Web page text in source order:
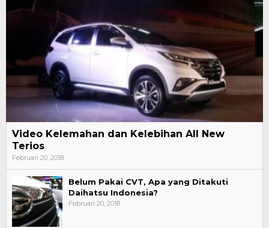
Video Kelemahan dan Kelebihan All New
Terios
Februari 20, 2018
Belum Pakai CVT, Apa yang Ditakuti
Daihatsu Indonesia?
Februari 20, 2018